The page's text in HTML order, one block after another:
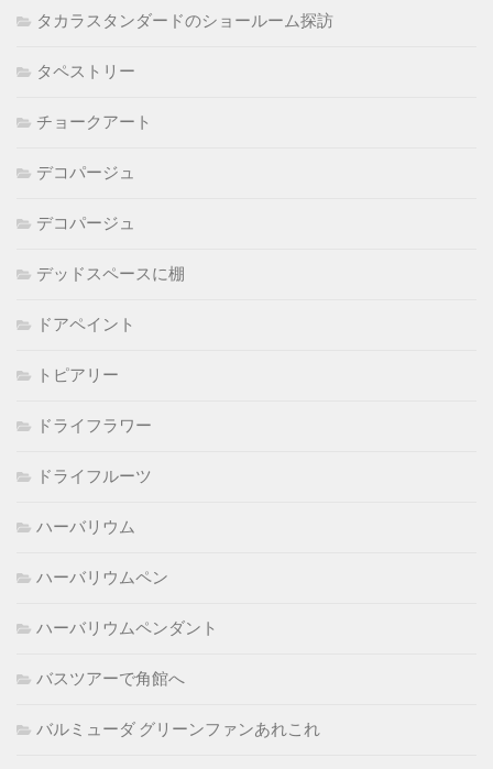
タカラスタンダードのショールーム探訪
タペストリー
チョークアート
デコパージュ
デコパージュ
デッドスペースに棚
ドアペイント
トピアリー
ドライフラワー
ドライフルーツ
ハーバリウム
ハーバリウムペン
ハーバリウムペンダント
バスツアーで角館へ
バルミューダ グリーンファンあれこれ